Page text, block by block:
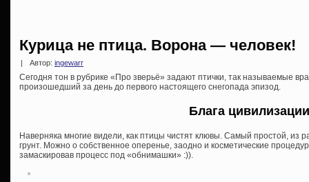
Курица не птица. Ворона — человек!
Автор: ingewarr
Сегодня тон в рубрике «Про зверьё» задают птички, так называемые
произошедший за день до первого настоящего снегопада эпизод.
Блага цивилизации
Наверняка многие видели, как птицы чистят клювы. Самый простой, из
грунт. Можно о собственное оперенье, заодно и косметические
замаскировав процесс под «обнимашки» :)).